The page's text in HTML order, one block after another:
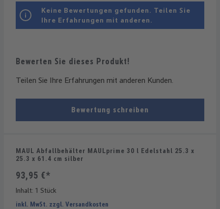
Bewerten Sie dieses Produkt!
Teilen Sie Ihre Erfahrungen mit anderen Kunden.
Bewertung schreiben
Keine Bewertungen gefunden. Teilen Sie
Ihre Erfahrungen mit anderen.
MAUL Abfallbehälter MAULprime 30 l Edelstahl 25.3 x
25.3 x 61.4 cm silber
93,95 €*
Inhalt: 1 Stück
inkl. MwSt. zzgl. Versandkosten